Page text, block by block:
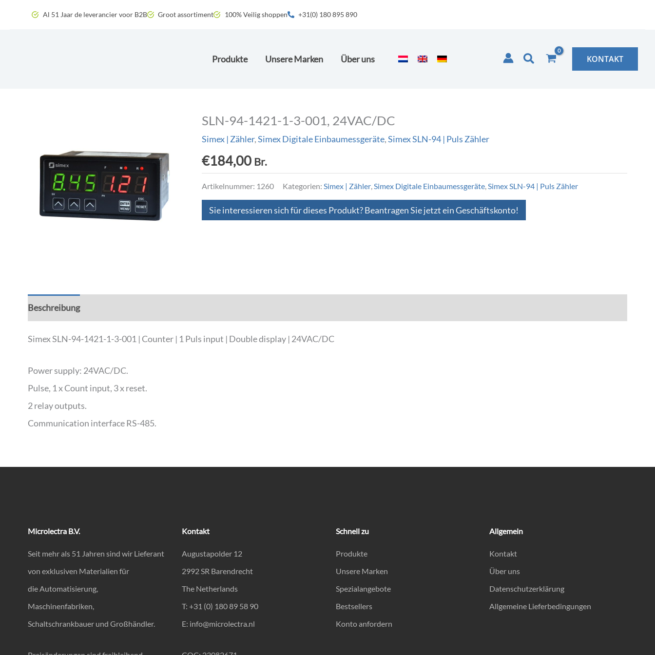
Al 51 Jaar de leverancier voor B2B Groot assortiment 100% Veilig shoppen +31(0) 180 895 890
Produkte Unsere Marken Über uns Suchen KONTAKT
SLN-94-1421-1-3-001, 24VAC/DC
Simex | Zähler,Simex Digitale Einbaumessgeräte,Simex SLN-94 | Puls Zähler
€184,00 Br.
Artikelnummer: 1260 Kategorien: Simex | Zähler,Simex Digitale Einbaumessgeräte,Simex SLN-94 | Puls Zähler
Sie interessieren sich für dieses Produkt? Beantragen Sie jetzt ein Geschäftskonto!
Beschreibung
Simex SLN-94-1421-1-3-001 | Counter | 1 Puls input | Double display | 24VAC/DC
Power supply: 24VAC/DC.
Pulse, 1 x Count input, 3 x reset.
2 relay outputs.
Communication interface RS-485.
Microlectra B.V.
Seit mehr als 51 Jahren sind wir Lieferant
von exklusiven Materialien für
die Automatisierung,
Maschinenfabriken,
Schaltschrankbauer und Großhändler.
Kontakt
Augustapolder 12
2992 SR Barendrecht
The Netherlands
T: +31 (0) 180 89 58 90
E: info@microlectra.nl
Schnell zu
Produkte
Unsere Marken
Spezialangebote
Bestsellers
Konto anfordern
Allgemein
Kontakt
Über uns
Datenschutzerklärung
Allgemeine Lieferbedingungen